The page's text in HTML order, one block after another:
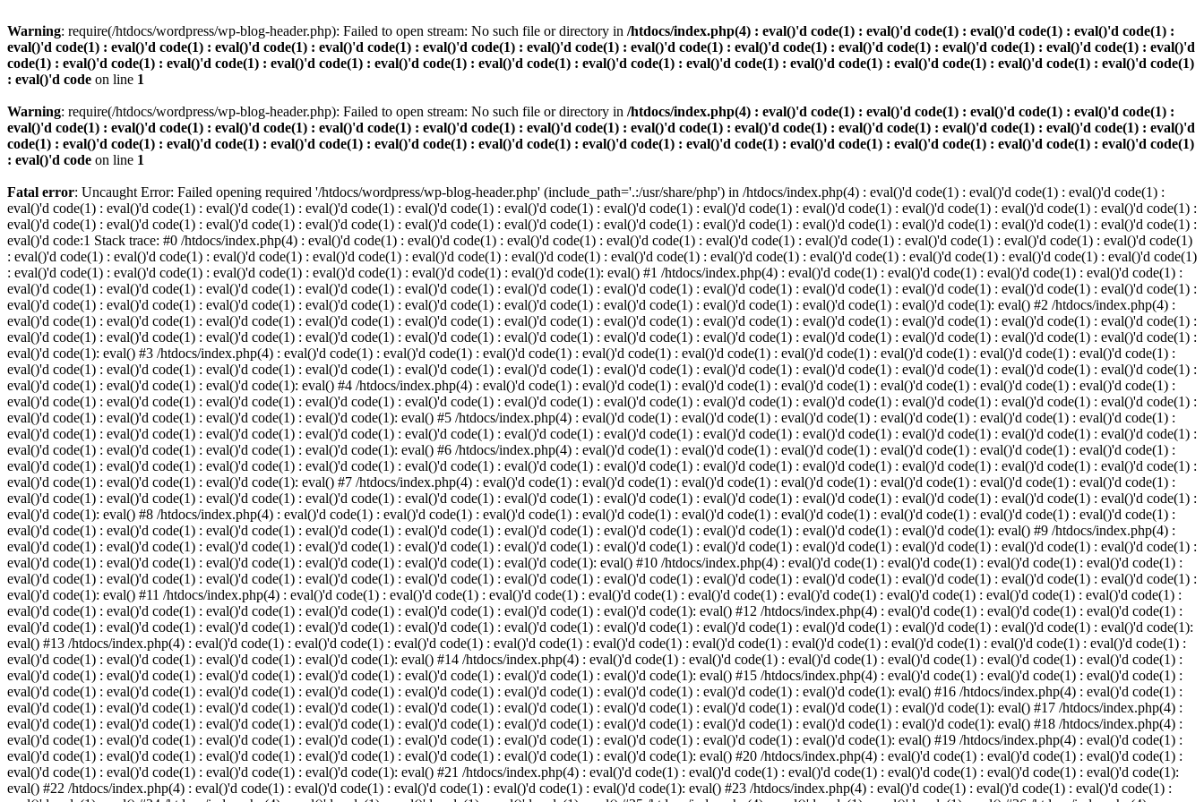
Warning: require(/htdocs/wordpress/wp-blog-header.php): Failed to open stream: No such file or directory in /htdocs/index.php(4) : eval()'d code(1) : eval()'d code(1) : eval()'d code(1) : eval()'d code(1) :
eval()'d code(1) : eval()'d code(1) : eval()'d code(1) : eval()'d code(1) : eval()'d code(1) : eval()'d code(1) : eval()'d code(1) : eval()'d code(1) : eval()'d code(1) : eval()'d code(1) : eval()'d code(1) : eval()'d
code(1) : eval()'d code(1) : eval()'d code(1) : eval()'d code(1) : eval()'d code(1) : eval()'d code(1) : eval()'d code(1) : eval()'d code(1) : eval()'d code(1) : eval()'d code(1) : eval()'d code(1) : eval()'d code(1)
: eval()'d code on line 1
Warning: require(/htdocs/wordpress/wp-blog-header.php): Failed to open stream: No such file or directory in /htdocs/index.php(4) : eval()'d code(1) : eval()'d code(1) : eval()'d code(1) : eval()'d code(1) :
eval()'d code(1) : eval()'d code(1) : eval()'d code(1) : eval()'d code(1) : eval()'d code(1) : eval()'d code(1) : eval()'d code(1) : eval()'d code(1) : eval()'d code(1) : eval()'d code(1) : eval()'d code(1) : eval()'d
code(1) : eval()'d code(1) : eval()'d code(1) : eval()'d code(1) : eval()'d code(1) : eval()'d code(1) : eval()'d code(1) : eval()'d code(1) : eval()'d code(1) : eval()'d code(1) : eval()'d code(1) : eval()'d code(1)
: eval()'d code on line 1
Fatal error: Uncaught Error: Failed opening required '/htdocs/wordpress/wp-blog-header.php' (include_path='.:/usr/share/php') in /htdocs/index.php(4) : eval()'d code(1) : eval()'d code(1) : eval()'d code(1) :
eval()'d code(1) : eval()'d code(1) : eval()'d code(1) : eval()'d code(1) : eval()'d code(1) : eval()'d code(1) : eval()'d code(1) : eval()'d code(1) : eval()'d code(1) : eval()'d code(1) : eval()'d code(1) : eval()'d code(1) :
eval()'d code(1) : eval()'d code(1) : eval()'d code(1) : eval()'d code(1) : eval()'d code(1) : eval()'d code(1) : eval()'d code(1) : eval()'d code(1) : eval()'d code(1) : eval()'d code(1) : eval()'d code(1) : eval()'d code(1) :
eval()'d code:1 Stack trace: #0 /htdocs/index.php(4) : eval()'d code(1) : eval()'d code(1) : eval()'d code(1) : eval()'d code(1) : eval()'d code(1) : eval()'d code(1) : eval()'d code(1) : eval()'d code(1) : eval()'d code(1)
: eval()'d code(1) : eval()'d code(1) : eval()'d code(1) : eval()'d code(1) : eval()'d code(1) : eval()'d code(1) : eval()'d code(1) : eval()'d code(1) : eval()'d code(1) : eval()'d code(1) : eval()'d code(1) : eval()'d code(1)
: eval()'d code(1) : eval()'d code(1) : eval()'d code(1) : eval()'d code(1) : eval()'d code(1) : eval()'d code(1): eval() #1 /htdocs/index.php(4) : eval()'d code(1) : eval()'d code(1) : eval()'d code(1) : eval()'d code(1) :
eval()'d code(1) : eval()'d code(1) : eval()'d code(1) : eval()'d code(1) : eval()'d code(1) : eval()'d code(1) : eval()'d code(1) : eval()'d code(1) : eval()'d code(1) : eval()'d code(1) : eval()'d code(1) : eval()'d code(1) :
eval()'d code(1) : eval()'d code(1) : eval()'d code(1) : eval()'d code(1) : eval()'d code(1) : eval()'d code(1) : eval()'d code(1) : eval()'d code(1) : eval()'d code(1) : eval()'d code(1): eval() #2 /htdocs/index.php(4) :
eval()'d code(1) : eval()'d code(1) : eval()'d code(1) : eval()'d code(1) : eval()'d code(1) : eval()'d code(1) : eval()'d code(1) : eval()'d code(1) : eval()'d code(1) : eval()'d code(1) : eval()'d code(1) : eval()'d code(1) :
eval()'d code(1) : eval()'d code(1) : eval()'d code(1) : eval()'d code(1) : eval()'d code(1) : eval()'d code(1) : eval()'d code(1) : eval()'d code(1) : eval()'d code(1) : eval()'d code(1) : eval()'d code(1) : eval()'d code(1) :
eval()'d code(1): eval() #3 /htdocs/index.php(4) : eval()'d code(1) : eval()'d code(1) : eval()'d code(1) : eval()'d code(1) : eval()'d code(1) : eval()'d code(1) : eval()'d code(1) : eval()'d code(1) : eval()'d code(1) :
eval()'d code(1) : eval()'d code(1) : eval()'d code(1) : eval()'d code(1) : eval()'d code(1) : eval()'d code(1) : eval()'d code(1) : eval()'d code(1) : eval()'d code(1) : eval()'d code(1) : eval()'d code(1) : eval()'d code(1) :
eval()'d code(1) : eval()'d code(1) : eval()'d code(1): eval() #4 /htdocs/index.php(4) : eval()'d code(1) : eval()'d code(1) : eval()'d code(1) : eval()'d code(1) : eval()'d code(1) : eval()'d code(1) : eval()'d code(1) :
eval()'d code(1) : eval()'d code(1) : eval()'d code(1) : eval()'d code(1) : eval()'d code(1) : eval()'d code(1) : eval()'d code(1) : eval()'d code(1) : eval()'d code(1) : eval()'d code(1) : eval()'d code(1) : eval()'d code(1) :
eval()'d code(1) : eval()'d code(1) : eval()'d code(1) : eval()'d code(1): eval() #5 /htdocs/index.php(4) : eval()'d code(1) : eval()'d code(1) : eval()'d code(1) : eval()'d code(1) : eval()'d code(1) : eval()'d code(1) :
eval()'d code(1) : eval()'d code(1) : eval()'d code(1) : eval()'d code(1) : eval()'d code(1) : eval()'d code(1) : eval()'d code(1) : eval()'d code(1) : eval()'d code(1) : eval()'d code(1) : eval()'d code(1) : eval()'d code(1) :
eval()'d code(1) : eval()'d code(1) : eval()'d code(1) : eval()'d code(1): eval() #6 /htdocs/index.php(4) : eval()'d code(1) : eval()'d code(1) : eval()'d code(1) : eval()'d code(1) : eval()'d code(1) : eval()'d code(1) :
eval()'d code(1) : eval()'d code(1) : eval()'d code(1) : eval()'d code(1) : eval()'d code(1) : eval()'d code(1) : eval()'d code(1) : eval()'d code(1) : eval()'d code(1) : eval()'d code(1) : eval()'d code(1) : eval()'d code(1) :
eval()'d code(1) : eval()'d code(1) : eval()'d code(1): eval() #7 /htdocs/index.php(4) : eval()'d code(1) : eval()'d code(1) : eval()'d code(1) : eval()'d code(1) : eval()'d code(1) : eval()'d code(1) : eval()'d code(1) :
eval()'d code(1) : eval()'d code(1) : eval()'d code(1) : eval()'d code(1) : eval()'d code(1) : eval()'d code(1) : eval()'d code(1) : eval()'d code(1) : eval()'d code(1) : eval()'d code(1) : eval()'d code(1) : eval()'d code(1) :
eval()'d code(1): eval() #8 /htdocs/index.php(4) : eval()'d code(1) : eval()'d code(1) : eval()'d code(1) : eval()'d code(1) : eval()'d code(1) : eval()'d code(1) : eval()'d code(1) : eval()'d code(1) : eval()'d code(1) :
eval()'d code(1) : eval()'d code(1) : eval()'d code(1) : eval()'d code(1) : eval()'d code(1) : eval()'d code(1) : eval()'d code(1) : eval()'d code(1) : eval()'d code(1) : eval()'d code(1): eval() #9 /htdocs/index.php(4) :
eval()'d code(1) : eval()'d code(1) : eval()'d code(1) : eval()'d code(1) : eval()'d code(1) : eval()'d code(1) : eval()'d code(1) : eval()'d code(1) : eval()'d code(1) : eval()'d code(1) : eval()'d code(1) : eval()'d code(1) :
eval()'d code(1) : eval()'d code(1) : eval()'d code(1) : eval()'d code(1) : eval()'d code(1) : eval()'d code(1): eval() #10 /htdocs/index.php(4) : eval()'d code(1) : eval()'d code(1) : eval()'d code(1) : eval()'d code(1) :
eval()'d code(1) : eval()'d code(1) : eval()'d code(1) : eval()'d code(1) : eval()'d code(1) : eval()'d code(1) : eval()'d code(1) : eval()'d code(1) : eval()'d code(1) : eval()'d code(1) : eval()'d code(1) : eval()'d code(1) :
eval()'d code(1): eval() #11 /htdocs/index.php(4) : eval()'d code(1) : eval()'d code(1) : eval()'d code(1) : eval()'d code(1) : eval()'d code(1) : eval()'d code(1) : eval()'d code(1) : eval()'d code(1) : eval()'d code(1) :
eval()'d code(1) : eval()'d code(1) : eval()'d code(1) : eval()'d code(1) : eval()'d code(1) : eval()'d code(1) : eval()'d code(1): eval() #12 /htdocs/index.php(4) : eval()'d code(1) : eval()'d code(1) : eval()'d code(1) :
eval()'d code(1) : eval()'d code(1) : eval()'d code(1) : eval()'d code(1) : eval()'d code(1) : eval()'d code(1) : eval()'d code(1) : eval()'d code(1) : eval()'d code(1) : eval()'d code(1) : eval()'d code(1) : eval()'d code(1):
eval() #13 /htdocs/index.php(4) : eval()'d code(1) : eval()'d code(1) : eval()'d code(1) : eval()'d code(1) : eval()'d code(1) : eval()'d code(1) : eval()'d code(1) : eval()'d code(1) : eval()'d code(1) : eval()'d code(1) :
eval()'d code(1) : eval()'d code(1) : eval()'d code(1) : eval()'d code(1): eval() #14 /htdocs/index.php(4) : eval()'d code(1) : eval()'d code(1) : eval()'d code(1) : eval()'d code(1) : eval()'d code(1) : eval()'d code(1) :
eval()'d code(1) : eval()'d code(1) : eval()'d code(1) : eval()'d code(1) : eval()'d code(1) : eval()'d code(1) : eval()'d code(1): eval() #15 /htdocs/index.php(4) : eval()'d code(1) : eval()'d code(1) : eval()'d code(1) :
eval()'d code(1) : eval()'d code(1) : eval()'d code(1) : eval()'d code(1) : eval()'d code(1) : eval()'d code(1) : eval()'d code(1) : eval()'d code(1) : eval()'d code(1): eval() #16 /htdocs/index.php(4) : eval()'d code(1) :
eval()'d code(1) : eval()'d code(1) : eval()'d code(1) : eval()'d code(1) : eval()'d code(1) : eval()'d code(1) : eval()'d code(1) : eval()'d code(1) : eval()'d code(1) : eval()'d code(1): eval() #17 /htdocs/index.php(4) :
eval()'d code(1) : eval()'d code(1) : eval()'d code(1) : eval()'d code(1) : eval()'d code(1) : eval()'d code(1) : eval()'d code(1) : eval()'d code(1) : eval()'d code(1) : eval()'d code(1): eval() #18 /htdocs/index.php(4) :
eval()'d code(1) : eval()'d code(1) : eval()'d code(1) : eval()'d code(1) : eval()'d code(1) : eval()'d code(1) : eval()'d code(1) : eval()'d code(1) : eval()'d code(1): eval() #19 /htdocs/index.php(4) : eval()'d code(1) :
eval()'d code(1) : eval()'d code(1) : eval()'d code(1) : eval()'d code(1) : eval()'d code(1) : eval()'d code(1) : eval()'d code(1): eval() #20 /htdocs/index.php(4) : eval()'d code(1) : eval()'d code(1) : eval()'d code(1) :
eval()'d code(1) : eval()'d code(1) : eval()'d code(1) : eval()'d code(1): eval() #21 /htdocs/index.php(4) : eval()'d code(1) : eval()'d code(1) : eval()'d code(1) : eval()'d code(1) : eval()'d code(1) : eval()'d code(1):
eval() #22 /htdocs/index.php(4) : eval()'d code(1) : eval()'d code(1) : eval()'d code(1) : eval()'d code(1) : eval()'d code(1): eval() #23 /htdocs/index.php(4) : eval()'d code(1) : eval()'d code(1) : eval()'d code(1) :